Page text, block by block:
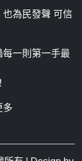
為民發聲 可信
一則第一手最
多